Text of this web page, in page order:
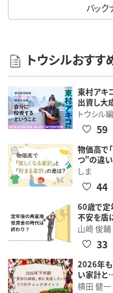
バック
トウシルおすす
東村アキ
出資し大
トウシル
59
物価高で
つ"の違い
しま
44
60歳で定
不安を
山崎 俊輔
33
2026年も
い家計と
横田 健一